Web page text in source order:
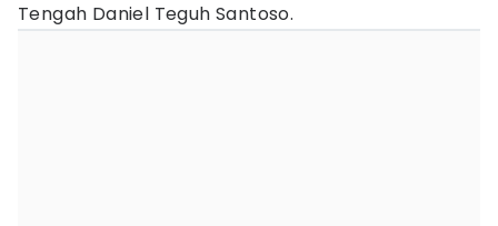
Tengah Daniel Teguh Santoso.